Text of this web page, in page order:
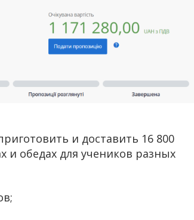
и доставить 16 800
и обедах для учеников разных